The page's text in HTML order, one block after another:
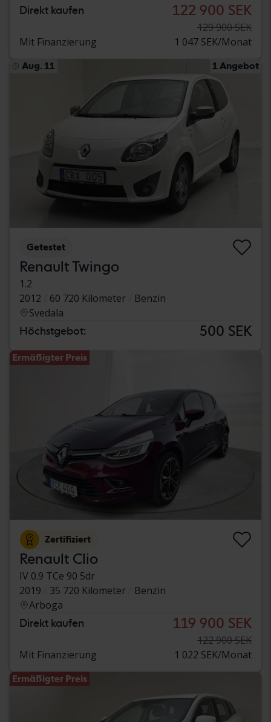
Direkt kaufen 122 900 SEK
129 900 SEK
Mit Finanzierung
1 047 SEK/Monat
Aug. 11 1 Angebot
Getestet
Renault Twingo
1.2
2012
60 720 Kilometer
Benzin
Svedala
Höchstgebot: 500 SEK
Ermäßigter Preis
Zertifiziert
Renault Clio
IV 0.9 TCe 90 5dr
2019
35 720 Kilometer
Benzin
Arboga
Direkt kaufen 119 900 SEK
122 900 SEK
Mit Finanzierung
1 022 SEK/Monat
Ermäßigter Preis